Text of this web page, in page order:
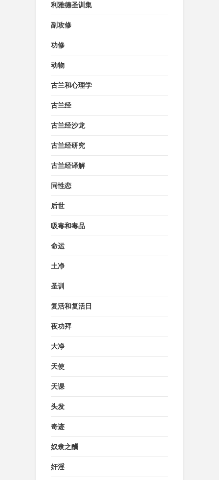
利雅德圣训集
副攻修
功修
动物
古兰和心理学
古兰经
古兰经沙龙
古兰经研究
古兰经译解
同性恋
后世
吸毒和毒品
命运
土净
圣训
复活和复活日
夜功拜
大净
天使
天课
头发
奇迹
奴隶之酬
奸淫